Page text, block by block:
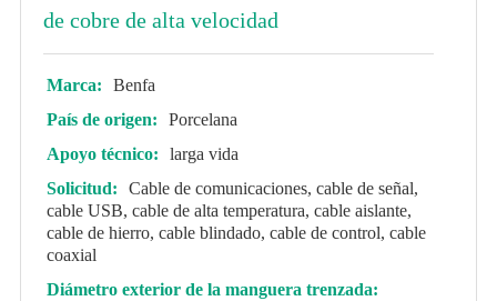
de cobre de alta velocidad
Marca:
Benfa
País de origen:
Porcelana
Apoyo técnico:
larga vida
Solicitud:
Cable de comunicaciones, cable de señal,
cable USB, cable de alta temperatura, cable aislante,
cable de hierro, cable blindado, cable de control, cable
coaxial
Diámetro exterior de la manguera trenzada: